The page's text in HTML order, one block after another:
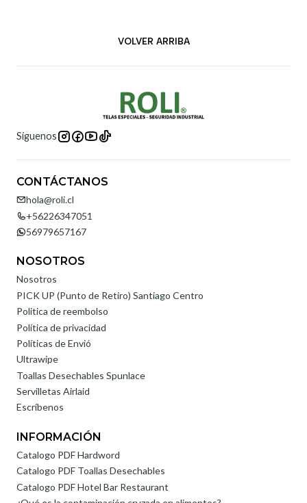
VOLVER ARRIBA
Síguenos
CONTÁCTANOS
hola@roli.cl
+56226347051
56979657167
NOSOTROS
Nosotros
PICK UP (Punto de Retiro) Santiago Centro
Politica de reembolso
Política de privacidad
Políticas de Envió
Ultrawipe
Toallas Desechables Spunlace
Servilletas Airlaid
Escríbenos
INFORMACIÓN
Catalogo PDF Hardword
Catalogo PDF Toallas Desechables
Catalogo PDF Hotel Bar Restaurant